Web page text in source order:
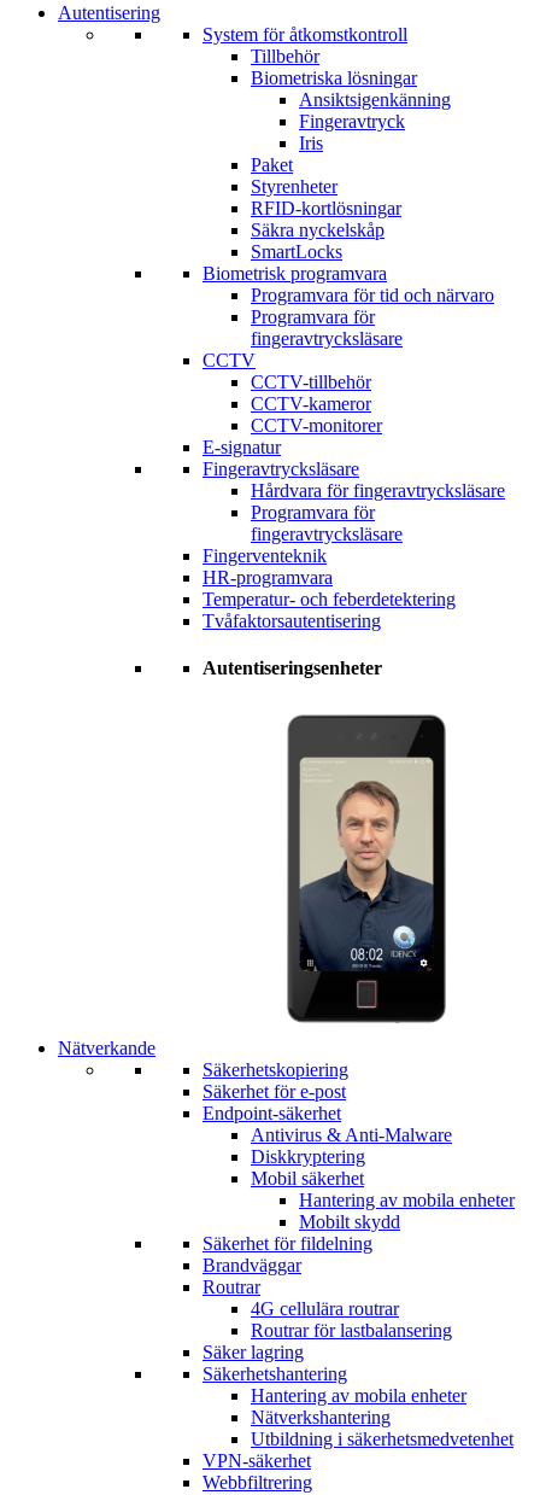
Autentisering
System för åtkomstkontroll
Tillbehör
Biometriska lösningar
Ansiktsigenkänning
Fingeravtryck
Iris
Paket
Styrenheter
RFID-kortlösningar
Säkra nyckelskåp
SmartLocks
Biometrisk programvara
Programvara för tid och närvaro
Programvara för
fingeravtrycksläsare
CCTV
CCTV-tillbehör
CCTV-kameror
CCTV-monitorer
E-signatur
Fingeravtrycksläsare
Hårdvara för fingeravtrycksläsare
Programvara för
fingeravtrycksläsare
Fingerventeknik
HR-programvara
Temperatur- och feberdetektering
Tvåfaktorsautentisering
Autentiseringsenheter
Nätverkande
Säkerhetskopiering
Säkerhet för e-post
Endpoint-säkerhet
Antivirus & Anti-Malware
Diskkryptering
Mobil säkerhet
Hantering av mobila enheter
Mobilt skydd
Säkerhet för fildelning
Brandväggar
Routrar
4G cellulära routrar
Routrar för lastbalansering
Säker lagring
Säkerhetshantering
Hantering av mobila enheter
Nätverkshantering
Utbildning i säkerhetsmedvetenhet
VPN-säkerhet
Webbfiltrering